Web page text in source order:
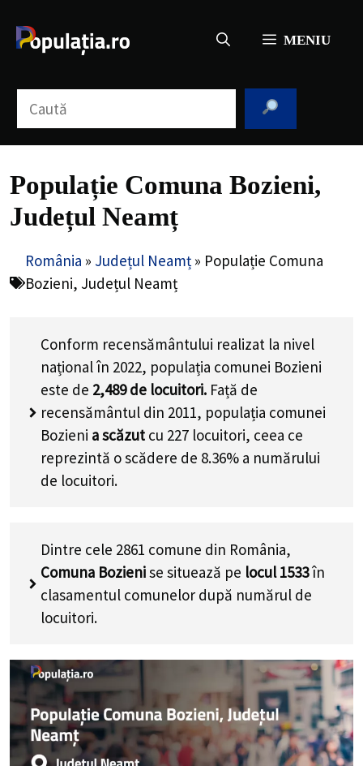
conținut
MENIU
Populație Comuna Bozieni,
Județul Neamț
România » Județul Neamț » Populație Comuna
Bozieni, Județul Neamț
Conform recensământului realizat la nivel
național în 2022, populația comunei Bozieni
este de 2,489de locuitori. Față de
recensământul din 2011, populația comunei
Bozieni a scăzut cu 227 locuitori, ceea ce
reprezintă o scădere de 8.36% a numărului
de locuitori.
Dintre cele 2861 comune din România,
Comuna Bozienise situează pe locul 1533în
clasamentul comunelor după numărul de
locuitori.